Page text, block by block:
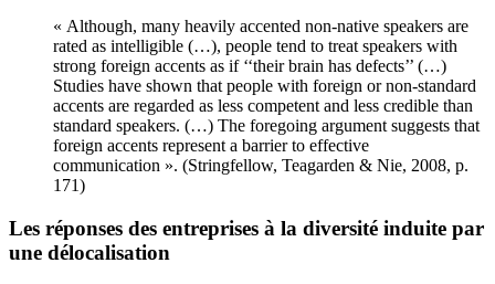
« Although, many heavily accented non-native speakers are
rated as intelligible (…), people tend to treat speakers with
strong foreign accents as if ‘‘their brain has defects’’ (…)
Studies have shown that people with foreign or non-standard
accents are regarded as less competent and less credible than
standard speakers. (…) The foregoing argument suggests that
foreign accents represent a barrier to effective
communication ». (Stringfellow, Teagarden & Nie, 2008, p.
171)
Les réponses des entreprises à la diversité induite par
une délocalisation